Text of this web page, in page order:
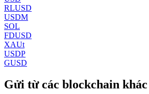
RLUSD
USDM
SOL
FDUSD
XAUt
USDP
GUSD
Gửi từ các blockchain khác